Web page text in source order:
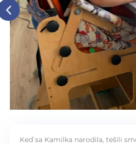
Keď sa Kamilka narodila, tešili